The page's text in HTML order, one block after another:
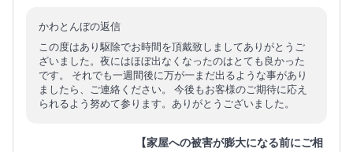
かわとんぼの返信
この度はあり駆除でお時間を頂戴致しましてありがとうご
ざいました。夜にはほぼ出なくなったのはとても良かった
です。 それでも一週間後に万が一まだ出るような事があり
ましたら、ご連絡ください。 今後もお客様のご期待に応え
られるよう努めて参ります。ありがとうございました。
【家屋への被害が膨大になる前にご相